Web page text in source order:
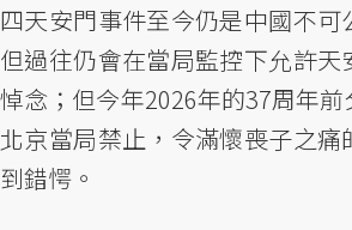
四天安門事件至今仍是中國不可
但過往仍會在當局監控下允許天
悼念；但今年2026年的37周年
北京當局禁止，令滿懷喪子之
到錯愕。